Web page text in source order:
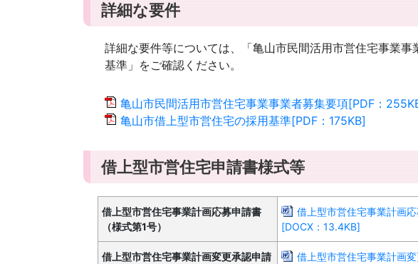
詳細な要件
詳細な要件等については、「亀山市民間活用市営住宅事業
基準」をご確認ください。
亀山市民間活用市営住宅事業事業者募集要項[PDF：
亀山市借上型市営住宅の採用基準[PDF：175KB]
借上型市営住宅申請書様式等
借上型市営住宅事業計画応募申請書
（様式第1号）
借上型市営住宅事業計画
[DOCX：13.4KB]
借上型市営住宅事業計画変更承認申請
借上型市営住宅事業計画